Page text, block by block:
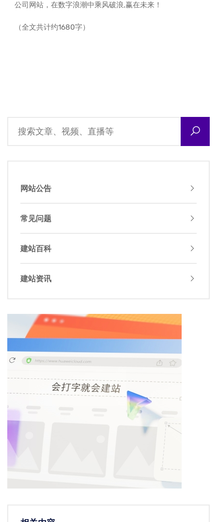
公司网站，在数字浪潮中乘风破浪,赢在未来！
（全文共计约1680字）
网站公告
常见问题
建站百科
建站资讯